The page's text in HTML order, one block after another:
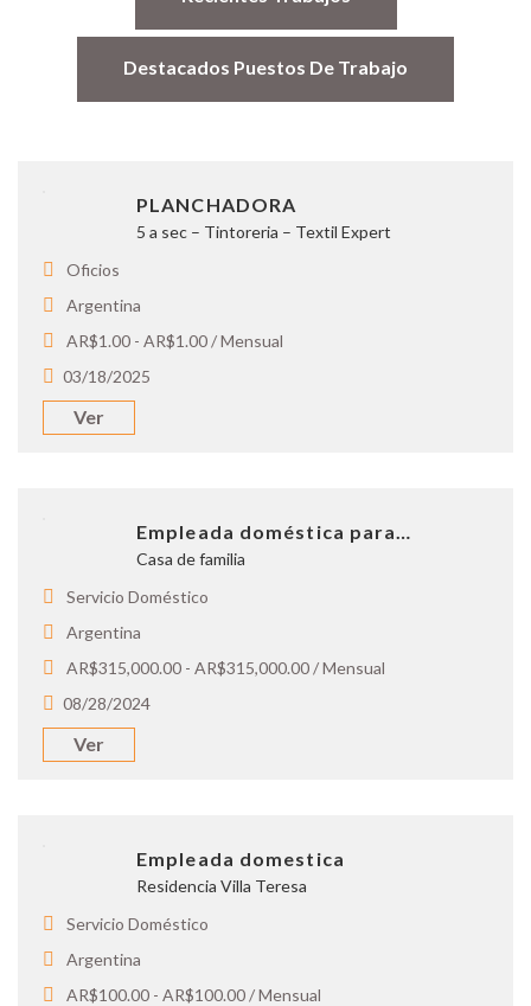
Destacados Puestos De Trabajo
PLANCHADORA
5 a sec – Tintoreria – Textil Expert
Oficios
Argentina
AR$1.00 - AR$1.00 / Mensual
03/18/2025
Ver
Empleada doméstica para…
Casa de familia
Servicio Doméstico
Argentina
AR$315,000.00 - AR$315,000.00 / Mensual
08/28/2024
Ver
Empleada domestica
Residencia Villa Teresa
Servicio Doméstico
Argentina
AR$100.00 - AR$100.00 / Mensual